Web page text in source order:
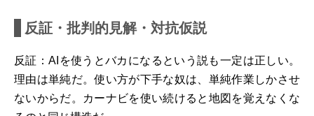
反証・批判的見解・対抗仮説
反証：AIを使うとバカになるという説も一定は正しい。
理由は単純だ。使い方が下手な奴は、単純作業しかさせ
ないからだ。カーナビを使い続けると地図を覚えなくな